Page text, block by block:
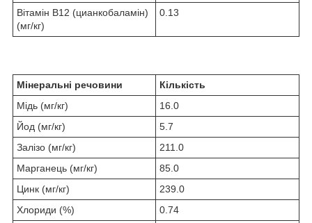
Вітамін B12 (цианкобаламін)
(мг/кг)
0.13
Мінеральні речовини
Кількість
Мідь (мг/кг)
16.0
Йод (мг/кг)
5.7
Залізо (мг/кг)
211.0
Марганець (мг/кг)
85.0
Цинк (мг/кг)
239.0
Хлориди (%)
0.74